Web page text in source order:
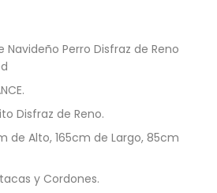
Navideño Perro Disfraz de Reno
Disfraz de Reno.
de Alto, 165cm de Largo, 85cm
y Cordones.